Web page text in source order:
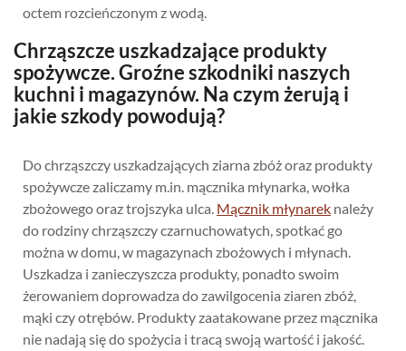
octem rozcieńczonym z wodą.
Chrząszcze uszkadzające produkty
spożywcze. Groźne szkodniki naszych
kuchni i magazynów. Na czym żerują i
jakie szkody powodują?
Do chrząszczy uszkadzających ziarna zbóż oraz produkty
spożywcze zaliczamy m.in. mącznika młynarka, wołka
zbożowego oraz trojszyka ulca. Mącznik młynarek należy
do rodziny chrząszczy czarnuchowatych, spotkać go
można w domu, w magazynach zbożowych i młynach.
Uszkadza i zanieczyszcza produkty, ponadto swoim
żerowaniem doprowadza do zawilgocenia ziaren zbóż,
mąki czy otrębów. Produkty zaatakowane przez mącznika
nie nadają się do spożycia i tracą swoją wartość i jakość.